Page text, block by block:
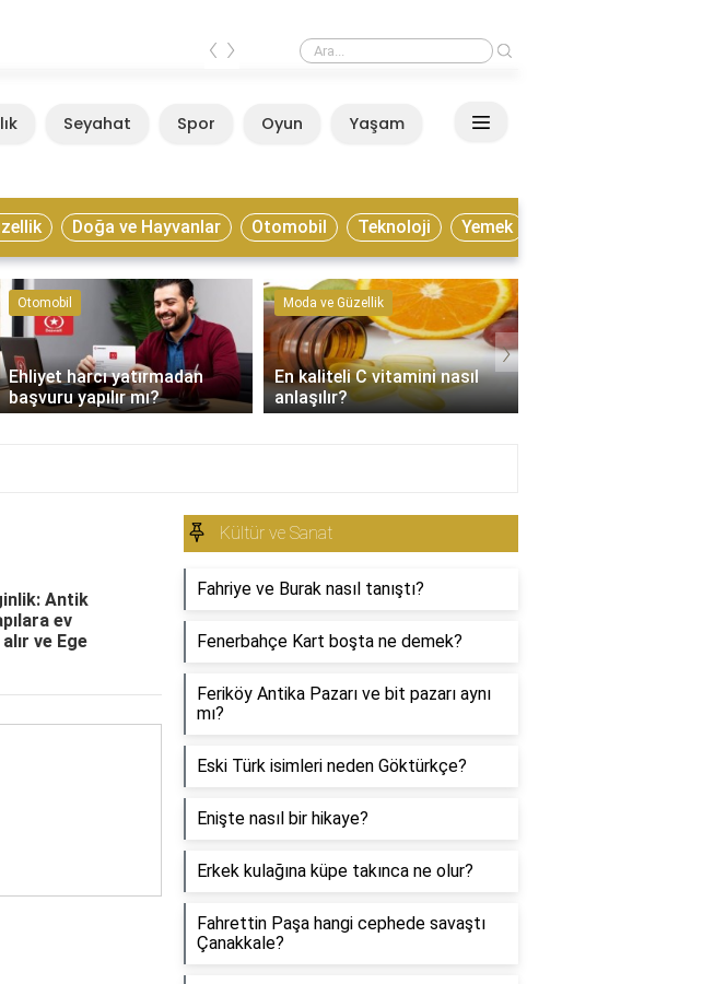
Estonya yaşamak için nasıl bir ülke?
‹ ›
Seyahat Spor Oyun Yaşam
Doğa ve Hayvanlar Otomobil Teknoloji Yemek
Otomobil
Ehliyet harcı yatırmadan
başvuru yapılır mı?
Moda ve Güzellik
En kaliteli C vitamini nasıl
anlaşılır?
›
Antik
ev
ve Ege
Kültür ve Sanat
Fahriye ve Burak nasıl tanıştı?
Fenerbahçe Kart boşta ne demek?
Feriköy Antika Pazarı ve bit pazarı aynı
mı?
Eski Türk isimleri neden Göktürkçe?
Enişte nasıl bir hikaye?
Erkek kulağına küpe takınca ne olur?
Fahrettin Paşa hangi cephede savaştı
Çanakkale?